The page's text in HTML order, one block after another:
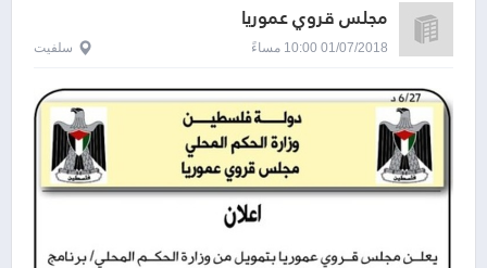
مجلس قروي عموريا
01/07/2018 10:00 مساءً سلفيت